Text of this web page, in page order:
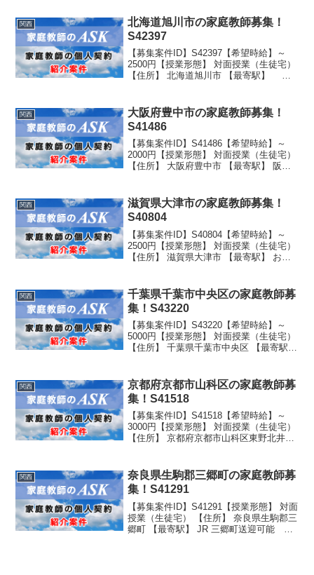
関西
北海道旭川市の家庭教師募集！
S42397
【募集案件ID】S42397【希望時給】～
2500円【授業形態】 対面授業（生徒宅）
【住所】 北海道旭川市 【最寄駅】 駐
【指導形態】 受験【指導教科】 英...
関西
大阪府豊中市の家庭教師募集！
S41486
【募集案件ID】S41486【希望時給】～
2000円【授業形態】 対面授業（生徒宅）
【住所】 大阪府豊中市 【最寄駅】 阪急
性別】男子 【生徒学年】 学校名：...
関西
滋賀県大津市の家庭教師募集！
S40804
【募集案件ID】S40804【希望時給】～
2500円【授業形態】 対面授業（生徒宅）
【住所】 滋賀県大津市 【最寄駅】 おご
年】 学校名：公立 学年：中学2年...
関西
千葉県千葉市中央区の家庭教師募
集！S43220
【募集案件ID】S43220【希望時給】～
5000円【授業形態】 対面授業（生徒宅）
【住所】 千葉県千葉市中央区 【最寄駅】
公立 学年：中学3年生
関西
京都府京都市山科区の家庭教師募
集！S41518
【募集案件ID】S41518【希望時給】～
3000円【授業形態】 対面授業（生徒宅）
【住所】 京都府京都市山科区東野北井ノ
【生徒学年】 学校名：公立 学...
関西
奈良県生駒郡三郷町の家庭教師募
集！S41291
【募集案件ID】S41291【授業形態】 対面
授業（生徒宅） 【住所】 奈良県生駒郡三
郷町 【最寄駅】 JR 三郷町送迎可能 駐